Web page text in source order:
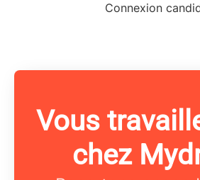
Connexion
Vous
chez